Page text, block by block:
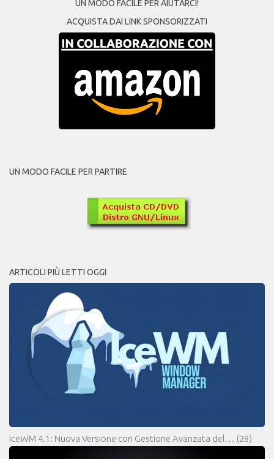
UN MODO FACILE PER AIUTARCI!
ACQUISTA DAI LINK SPONSORIZZATI
UN MODO FACILE PER PARTIRE
ARTICOLI PIÙ LETTI OGGI
IceWM 4.1: Nuova Versione con Gestione Avanzata del… (28)